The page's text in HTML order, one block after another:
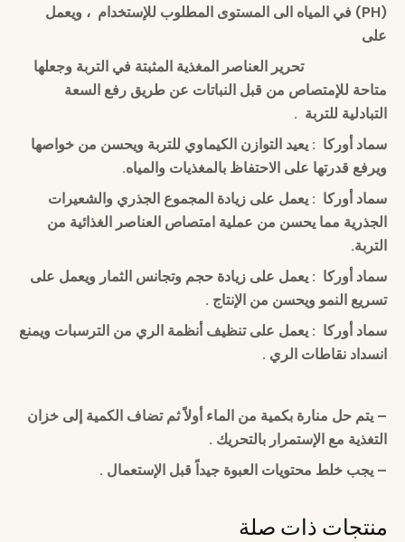
(
PH) في المياه الى المستوى المطلوب للإستخدام ، ويعمل
على
تحرير العناصر المغذية المثبتة في التربة وجعلها
متاحة للإمتصاص من قبل النباتات عن طريق رفع السعة
التبادلية للتربة .
سماد أوركا : يعيد التوازن الكيماوي للتربة ويحسن من خواصها
ويرفع قدرتها على الاحتفاظ بالمغذيات والمياه.
سماد أوركا : يعمل على زيادة المجموع الجذري والشعيرات
الجذرية مما يحسن من عملية امتصاص العناصر الغذائية من
التربة.
سماد أوركا : يعمل على زيادة حجم وتجانس الثمار ويعمل على
تسريع النمو ويحسن من الإنتاج .
سماد أوركا : يعمل على تنظيف أنظمة الري من الترسبات ويمنع
انسداد نقاطات الري .
– يتم حل منارة بكمية من الماء أولاً ثم تضاف الكمية إلى خزان
التغذية مع الإستمرار بالتحريك .
– يجب خلط محتويات العبوة جيداً قبل الإستعمال .
منتجات ذات صلة